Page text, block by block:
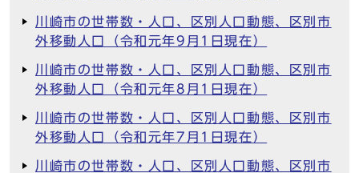
川崎市の世帯数・人口、区別人口動態、区別市
外移動人口（令和元年9月1日現在）
川崎市の世帯数・人口、区別人口動態、区別市
外移動人口（令和元年8月1日現在）
川崎市の世帯数・人口、区別人口動態、区別市
外移動人口（令和元年7月1日現在）
川崎市の世帯数・人口、区別人口動態、区別市